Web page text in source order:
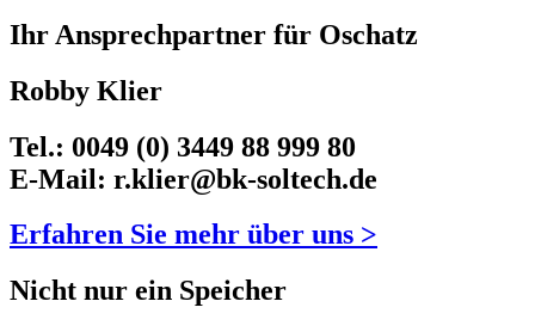
Ihr Ansprechpartner für Oschatz
Robby Klier
Tel.: 0049 (0) 3449 88 999 80
E-Mail: r.klier@bk-soltech.de
Erfahren Sie mehr über uns >
Nicht nur ein Speicher